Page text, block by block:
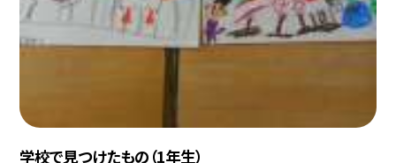
学校で見つけたもの（1年生）